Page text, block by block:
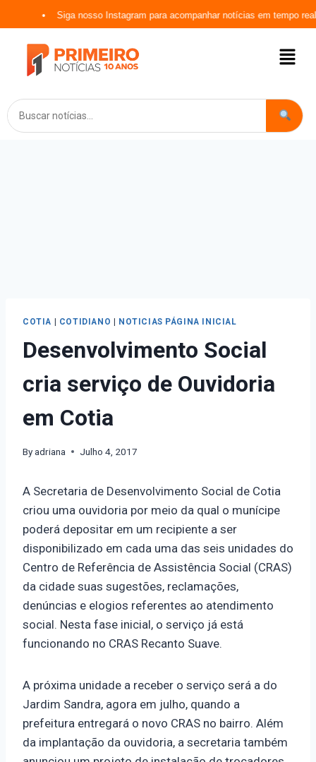
Siga nosso Instagram para acompanhar notícias em tempo real
COTIA COTIDIANO NOTICIAS PÁGINA INICIAL
Desenvolvimento Social
cria serviço de Ouvidoria
em Cotia
Byadriana Julho 4, 2017
A Secretaria de Desenvolvimento Social de Cotia
criou uma ouvidoria por meio da qual o munícipe
poderá depositar em um recipiente a ser
disponibilizado em cada uma das seis unidades do
Centro de Referência de Assistência Social (CRAS)
da cidade suas sugestões, reclamações,
denúncias e elogios referentes ao atendimento
social. Nesta fase inicial, o serviço já está
funcionando no CRAS Recanto Suave.
A próxima unidade a receber o serviço será a do
Jardim Sandra, agora em julho, quando a
prefeitura entregará o novo CRAS no bairro. Além
da implantação da ouvidoria, a secretaria também